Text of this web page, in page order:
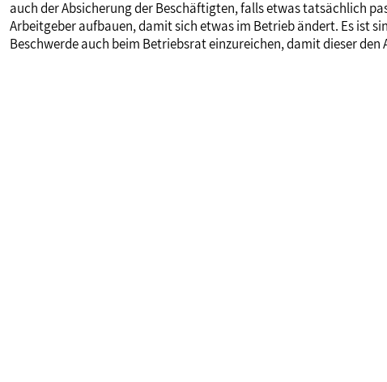
auch der Absicherung der Beschäftigten, falls etwas tatsächlich
Arbeitgeber aufbauen, damit sich etwas im Betrieb ändert. Es ist
Beschwerde auch beim Betriebsrat einzureichen, damit dieser